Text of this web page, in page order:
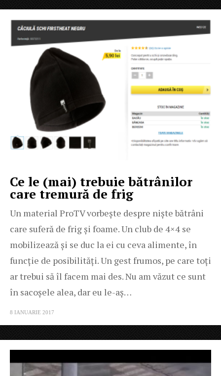
Ce le (mai) trebuie bătrânilor
care tremură de frig
Un material ProTV vorbește despre niște bătrâni
care suferă de frig și foame. Un club de 4×4 se
mobilizează și se duc la ei cu ceva alimente, în
funcție de posibilități. Un gest frumos, pe care toți
ar trebui să îl facem mai des. Nu am văzut ce sunt
în sacoșele alea, dar eu le-aș…
8 IANUARIE 2017